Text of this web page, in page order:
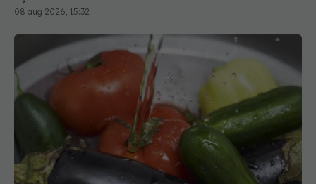
08 aug 2026, 15:32